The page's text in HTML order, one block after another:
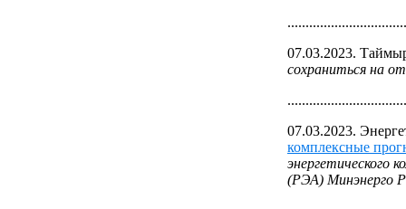
07.03.2023.
сохраниться на
07.03.2023.
комплексные
энергетического
(РЭА) Минэнерго